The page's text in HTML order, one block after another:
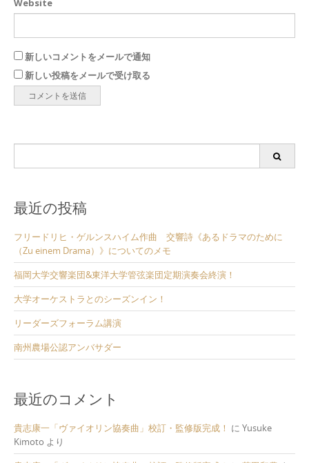
Website
新しいコメントをメールで通知
新しい投稿をメールで受け取る
最近の投稿
フリードリヒ・ゲルンスハイム作曲 交響詩《あるドラマのために
（Zu einem Drama）》についてのメモ
福岡大学交響楽団&東洋大学管弦楽団定期演奏会終演！
大学オーケストラとのシーズンイン！
リーダーズフォーラム講演
南州農場公認アンバサダー
最近のコメント
貴志康一「ヴァイオリン協奏曲」校訂・監修版完成！ に Yusuke
Kimoto より